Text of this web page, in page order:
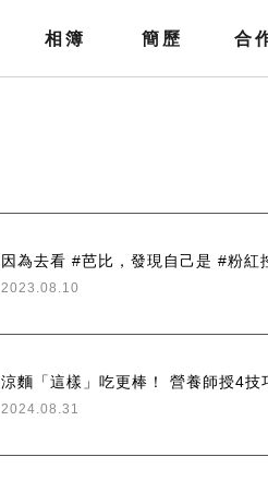
相簿 簡歷 合
因為去看 #芭比，發現自己是 #粉紅
2023.08.10
2024.08.31